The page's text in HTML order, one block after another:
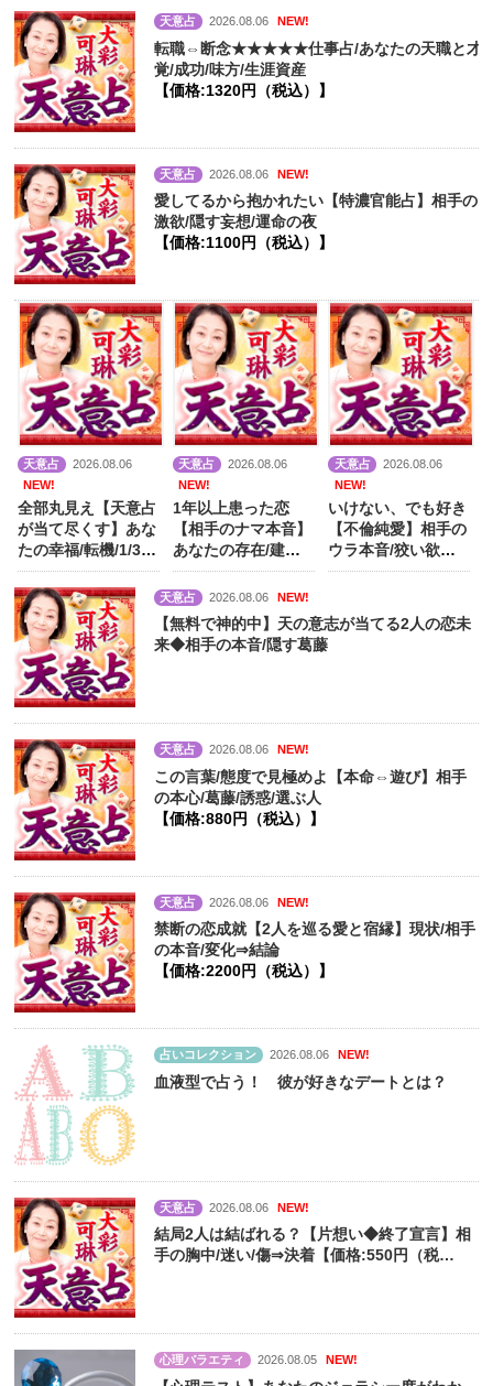
天意占 2026.08.06 NEW!
転職⇔断念★★★★★仕事占/あなたの天職と才
覚/成功/味方/生涯資産
【価格:1320円（税込）】
天意占 2026.08.06 NEW!
愛してるから抱かれたい【特濃官能占】相手の
激欲/隠す妄想/運命の夜
【価格:1100円（税込）】
天意占
2026.08.06
NEW!
全部丸見え【天意占
が当て尽くす】あな
たの幸福/転機/1/3/5
年後/晩年【価
格:1540円（税
込）】
天意占
2026.08.06
NEW!
1年以上患った恋
【相手のナマ本音】
あなたの存在/建前/
心に決めた人【価
格:990円（税込）】
天意占
2026.08.06
NEW!
いけない、でも好き
【不倫純愛】相手の
ウラ本音/狡い欲望/
打算/発覚【価
込）】
天意占 2026.08.06 NEW!
【無料で神的中】天の意志が当てる2人の恋未
来◆相手の本音/隠す葛藤
天意占 2026.08.06 NEW!
この言葉/態度で見極めよ【本命⇔遊び】相手
の本心/葛藤/誘惑/選ぶ人
【価格:880円（税込）】
天意占 2026.08.06 NEW!
禁断の恋成就【2人を巡る愛と宿縁】現状/相手
の本音/変化⇒結論
【価格:2200円（税込）】
占いコレクション 2026.08.06 NEW!
血液型で占う！ 彼が好きなデートとは？
天意占 2026.08.06 NEW!
結局2人は結ばれる？【片想い◆終了宣言】相
手の胸中/迷い/傷⇒決着【価格:550円（税
心理バラエティ 2026.08.05 NEW!